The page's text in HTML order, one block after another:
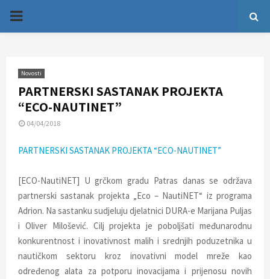
P
M
Novosti
PARTNERSKI SASTANAK PROJEKTA
“ECO-NAUTINET”
04/04/2018
PARTNERSKI SASTANAK PROJEKTA “ECO-NAUTINET”
[ECO-NautiNET] U grčkom gradu Patras danas se održava
partnerski sastanak projekta „Eco – NautiNET“ iz programa
Adrion. Na sastanku sudjeluju djelatnici DURA-e Marijana Puljas
i Oliver Milošević. Cilj projekta je poboljšati međunarodnu
konkurentnost i inovativnost malih i srednjih poduzetnika u
nautičkom sektoru kroz inovativni model mreže kao
određenog alata za potporu inovacijama i prijenosu novih